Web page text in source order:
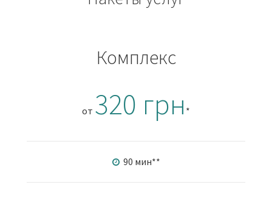
Комплекс
от 320 грн *
90 мин**